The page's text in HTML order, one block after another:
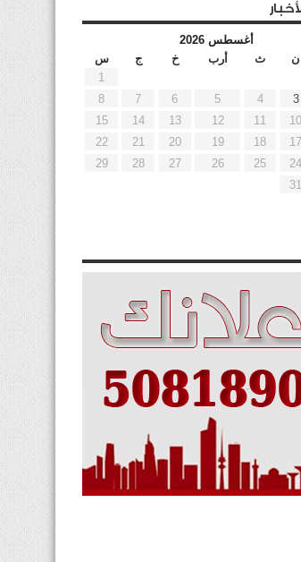
أغسطس 2026
ن ث أرب خ ج
س
1
3
4
5
6
7
8
10
11
12
13
14
15
17
18
19
20
21
22
24
25
26
27
28
29
31